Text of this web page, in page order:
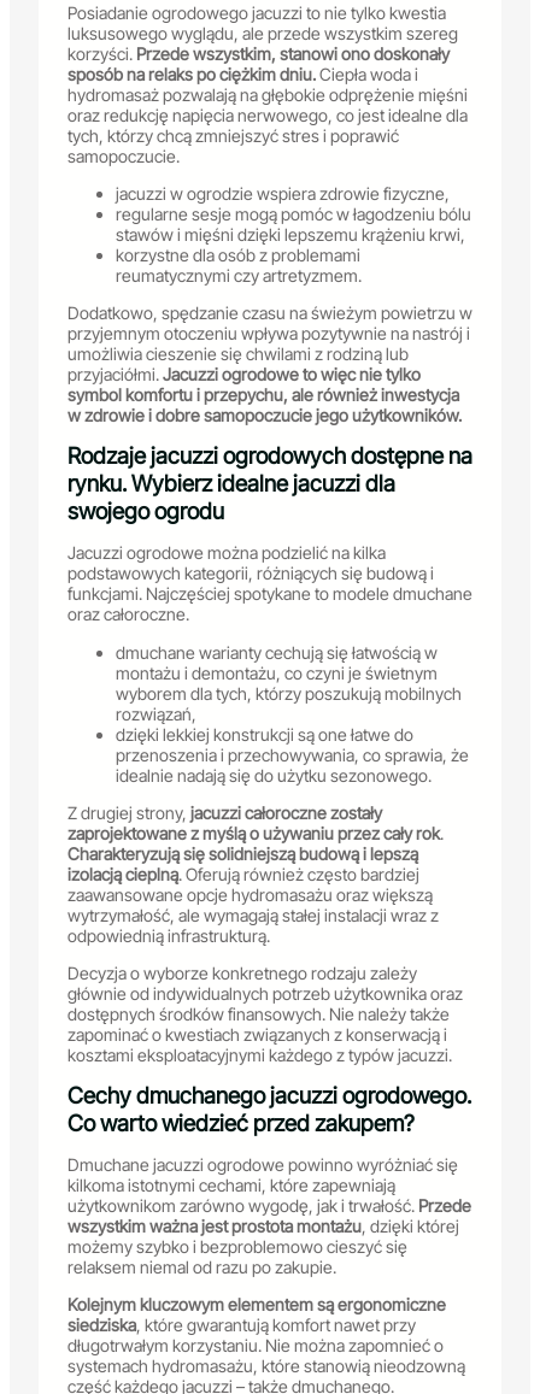
Posiadanie ogrodowego jacuzzi to nie tylko kwestia
luksusowego wyglądu, ale przede wszystkim szereg
korzyści. Przede wszystkim, stanowi ono doskonały
sposób na relaks po ciężkim dniu.Ciepła woda i
hydromasaż pozwalają na głębokie odprężenie mięśni
oraz redukcję napięcia nerwowego, co jest idealne dla
tych, którzy chcą zmniejszyć stres i poprawić
samopoczucie.
jacuzzi w ogrodzie wspiera zdrowie fizyczne,
regularne sesje mogą pomóc w łagodzeniu bólu
stawów i mięśni dzięki lepszemu krążeniu krwi,
korzystne dla osób z problemami
reumatycznymi czy artretyzmem.
Dodatkowo, spędzanie czasu na świeżym powietrzu w
przyjemnym otoczeniu wpływa pozytywnie na nastrój i
umożliwia cieszenie się chwilami z rodziną lub
przyjaciółmi.Jacuzzi ogrodowe to więc nie tylko
symbol komfortu i przepychu, ale również inwestycja
w zdrowie i dobre samopoczucie jego użytkowników.
Rodzaje jacuzzi ogrodowych dostępne na
rynku. Wybierz idealne jacuzzi dla
swojego ogrodu
Jacuzzi ogrodowe można podzielić na kilka
podstawowych kategorii, różniących się budową i
funkcjami. Najczęściej spotykane to modele dmuchane
oraz całoroczne.
dmuchane warianty cechują się łatwością w
montażu i demontażu, co czyni je świetnym
wyborem dla tych, którzy poszukują mobilnych
rozwiązań,
dzięki lekkiej konstrukcji są one łatwe do
przenoszenia i przechowywania, co sprawia, że
idealnie nadają się do użytku sezonowego.
Z drugiej strony, jacuzzi całoroczne zostały
zaprojektowane z myślą o używaniu przez cały rok.
Charakteryzują się solidniejszą budową i lepszą
izolacją cieplną. Oferują również często bardziej
zaawansowane opcje hydromasażu oraz większą
wytrzymałość, ale wymagają stałej instalacji wraz z
odpowiednią infrastrukturą.
Decyzja o wyborze konkretnego rodzaju zależy
głównie od indywidualnych potrzeb użytkownika oraz
dostępnych środków finansowych. Nie należy także
zapominać o kwestiach związanych z konserwacją i
kosztami eksploatacyjnymi każdego z typów jacuzzi.
Cechy dmuchanego jacuzzi ogrodowego.
Co warto wiedzieć przed zakupem?
Dmuchane jacuzzi ogrodowe powinno wyróżniać się
kilkoma istotnymi cechami, które zapewniają
użytkownikom zarówno wygodę, jak i trwałość. Przede
wszystkim ważna jest prostota montażu, dzięki której
możemy szybko i bezproblemowo cieszyć się
relaksem niemal od razu po zakupie.
Kolejnym kluczowym elementem są ergonomiczne
siedziska, które gwarantują komfort nawet przy
długotrwałym korzystaniu. Nie można zapomnieć o
systemach hydromasażu, które stanowią nieodzowną
część każdego jacuzzi – także dmuchanego.